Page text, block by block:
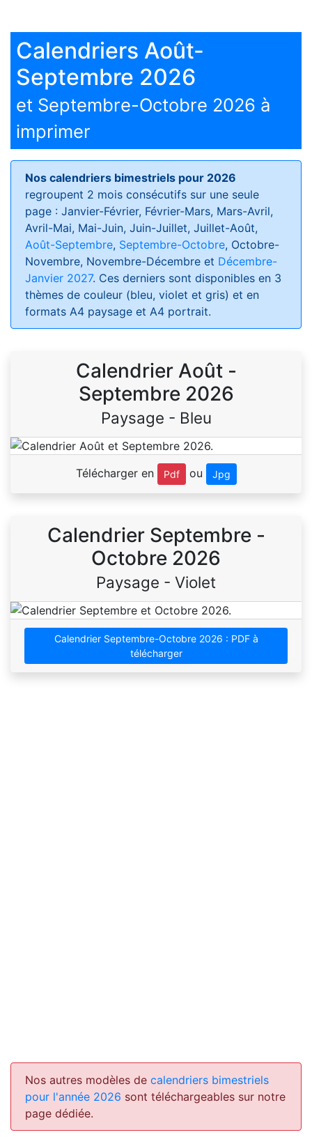
Calendriers Août-
Septembre 2026
et Septembre-Octobre 2026 à
imprimer
Nos calendriers bimestriels pour 2026
regroupent 2 mois consécutifs sur une seule
page : Janvier-Février, Février-Mars, Mars-Avril,
Avril-Mai, Mai-Juin, Juin-Juillet, Juillet-Août,
Août-Septembre, Septembre-Octobre, Octobre-
Novembre, Novembre-Décembre et Décembre-
Janvier 2027. Ces derniers sont disponibles en 3
thèmes de couleur (bleu, violet et gris) et en
formats A4 paysage et A4 portrait.
Calendrier Août -
Septembre 2026
Paysage - Bleu
Télécharger en Pdf ou Jpg
Calendrier Septembre -
Octobre 2026
Paysage - Violet
Calendrier Septembre-Octobre 2026 : PDF à
télécharger
Nos autres modèles de calendriers bimestriels
pour l'année 2026 sont téléchargeables sur notre
page dédiée.